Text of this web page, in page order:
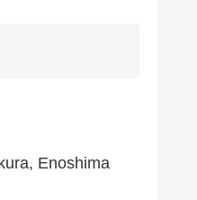
Enoshima